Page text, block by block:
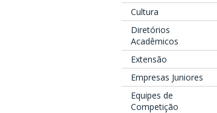
Cultura
Diretórios
Acadêmicos
Extensão
Empresas Juniores
Equipes de
Competição